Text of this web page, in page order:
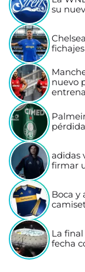
su
nuevo
adidas
firmar
Boca y
La
fecha